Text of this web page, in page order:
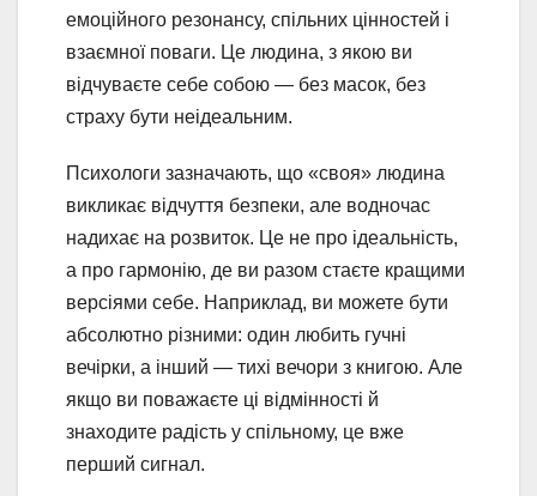
емоційного резонансу, спільних цінностей і
взаємної поваги. Це людина, з якою ви
відчуваєте себе собою — без масок, без
страху бути неідеальним.
Психологи зазначають, що «своя» людина
викликає відчуття безпеки, але водночас
надихає на розвиток. Це не про ідеальність,
а про гармонію, де ви разом стаєте кращими
версіями себе. Наприклад, ви можете бути
абсолютно різними: один любить гучні
вечірки, а інший — тихі вечори з книгою. Але
якщо ви поважаєте ці відмінності й
знаходите радість у спільному, це вже
перший сигнал.